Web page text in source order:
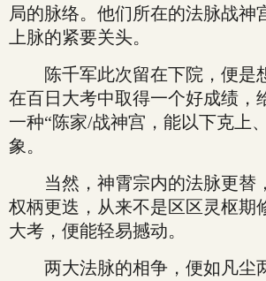
局的脉络。他们所在的法脉战神
上脉的紧要关头。
陈千军此次留在下院，便是
在百日大考中取得一个好成绩，
一种“陈家/战神宫，能以下克上
象。
当然，神霄宗内的法脉更替
权柄更迭，从来不是区区灵枢期
大考，便能轻易撼动。
两大法脉的相争，便如凡尘